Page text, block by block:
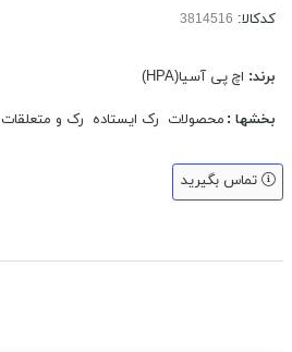
کدکالا:
برند: اچ پی آسیا(HPA)
بخشها : محصولات رک ایستاده رک و متعلقات
تماس بگیرید